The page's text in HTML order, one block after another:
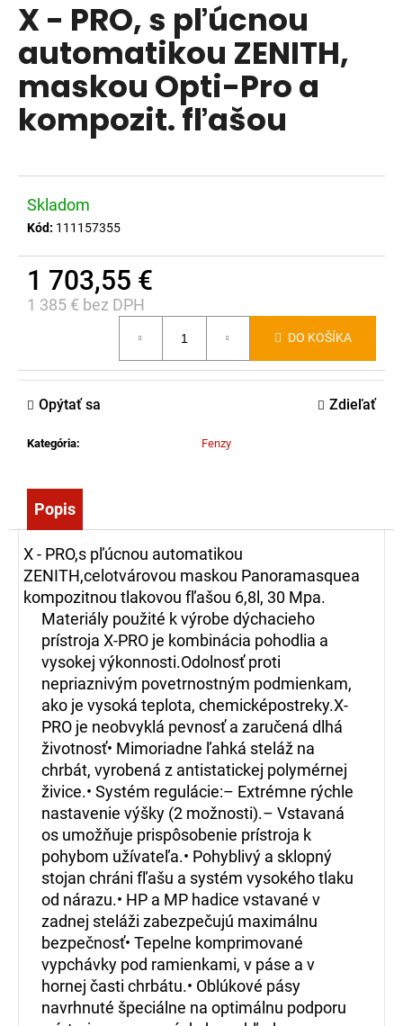
produktu
je
0,0
z
5
hviezdičiek.
X - PRO, s pľúcnou
automatikou ZENITH,
maskou Opti-Pro a
kompozit. fľašou
Skladom
Kód: 111157355
1 703,55 €
1 385 € bez DPH
DO KOŠÍKA
Kategória: Fenzy
Opýtať sa Zdieľať
Popis
X - PRO,s pľúcnou automatikou
ZENITH,celotvárovou maskou Panoramasquea
kompozitnou tlakovou fľašou 6,8l, 30 Mpa.
Materiály použité k výrobe dýchacieho
prístroja X-PRO je kombinácia pohodlia a
vysokej výkonnosti.Odolnosť proti
nepriaznivým povetrnostným podmienkam,
ako je vysoká teplota, chemicképostreky.X-
PRO je neobvyklá pevnosť a zaručená dlhá
životnosť• Mimoriadne ľahká steláž na
chrbát, vyrobená z antistatickej polymérnej
živice.• Systém regulácie:– Extrémne rýchle
nastavenie výšky (2 možnosti).– Vstavaná
os umožňuje prispôsobenie prístroja k
pohybom užívateľa.• Pohyblivý a sklopný
stojan chráni fľašu a systém vysokého tlaku
od nárazu.• HP a MP hadice vstavané v
zadnej steláži zabezpečujú maximálnu
bezpečnosť• Tepelne komprimované
vypchávky pod ramienkami, v páse a v
hornej časti chrbátu.• Oblúkové pásy
navrhnuté špeciálne na optimálnu podporu
á
j
s
ť
?
O
r
ú
č
a
m
ZÁSAHOVÁ
BOD
C52
EPDM
SPOJKOU
(5M)
27,65